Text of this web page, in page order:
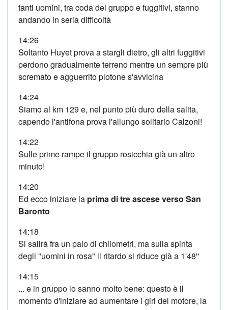
tanti uomini, tra coda del gruppo e fuggitivi, stanno
andando in seria difficoltà
14:26
Soltanto Huyet prova a stargli dietro, gli altri fuggitivi
perdono gradualmente terreno mentre un sempre più
scremato e agguerrito plotone s'avvicina
14:24
Siamo al km 129 e, nel punto più duro della salita,
capendo l'antifona prova l'allungo solitario Calzoni!
14:22
Sulle prime rampe il gruppo rosicchia già un altro
minuto!
14:20
Ed ecco iniziare la prima di tre ascese verso San
Baronto
14:18
Si salirà fra un paio di chilometri, ma sulla spinta
degli "uomini in rosa" il ritardo si riduce già a 1'48''
14:15
... e in gruppo lo sanno molto bene: questo è il
momento d'iniziare ad aumentare i giri del motore, la